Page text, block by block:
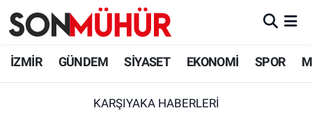
İZMİR GÜNDEM SİYASET EKONOMİ SPOR
KARŞIYAKA HABERLERI
İzmir Nöbetçi Eczaneler